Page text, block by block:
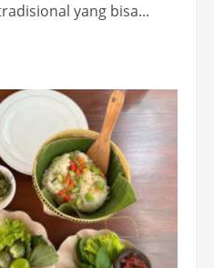
yang bisa...